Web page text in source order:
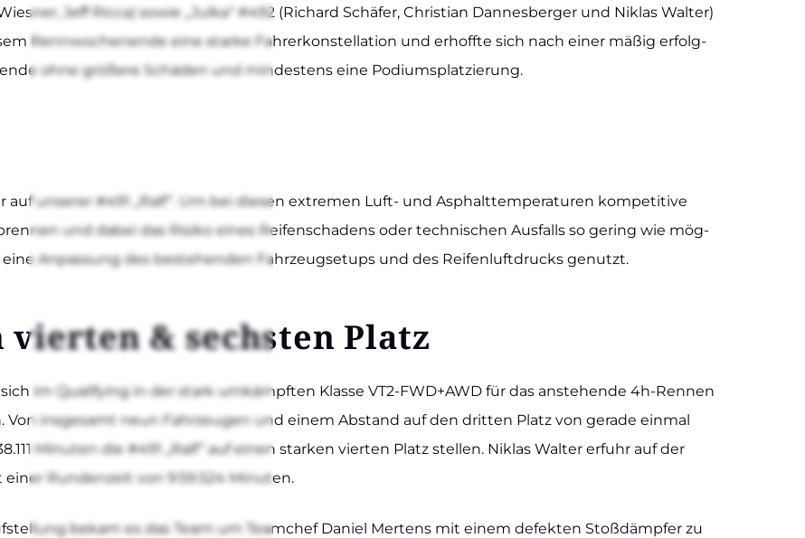
Jeff Ric­ca) sowie „Jul­ka“ #492 (Richard Schä­fer, Chris­ti­an Dan­nes­ber­ger und Niklas Wal­ter)
Renn­wo­chen­en­de eine star­ke Fah­rer­kon­stel­la­ti­on und erhoff­te sich nach einer mäßig erfolg­
ohne grö­ße­re Schä­den und min­des­tens eine Podi­ums­plat­zie­rung.
auf unse­rer #491 „Ralf“. Um bei die­sen extre­men Luft- und Asphalt­tem­pe­ra­tu­ren kom­pe­ti­ti­ve
und dabei das Risi­ko eines Rei­fen­scha­dens oder tech­ni­schen Aus­falls so gering wie mög­
Anpas­sung des bestehen­den Fahr­zeug­set­ups und des Rei­fen­luft­drucks genutzt.
& sechs­ten Platz
im Qua­li­fy­ing in der stark umkämpf­ten Klas­se VT2-FWD+AWD für das anste­hen­de 4h-Ren­­nen
ins­ge­samt neun Fahr­zeu­gen und einem Abstand auf den drit­ten Platz von gera­de ein­mal
Minu­ten die #491 „Ralf“ auf einen star­ken vier­ten Platz stel­len. Niklas Wal­ter erfuhr auf der
Run­den­zeit von 9:59.524 Minu­ten.
bekam es das Team um Team­chef Dani­el Mer­tens mit einem defek­ten Stoß­dämp­fer zu